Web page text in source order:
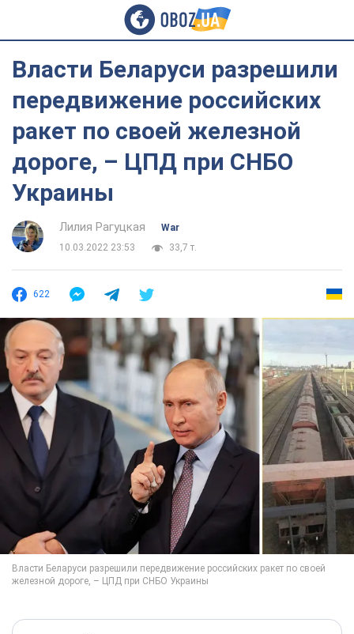
Власти Беларуси разрешили
передвижение российских
ракет по своей железной
дороге, – ЦПД при СНБО
Украины
Лилия Рагуцкая
War
10.03.2022 23:53
33,7 т.
622